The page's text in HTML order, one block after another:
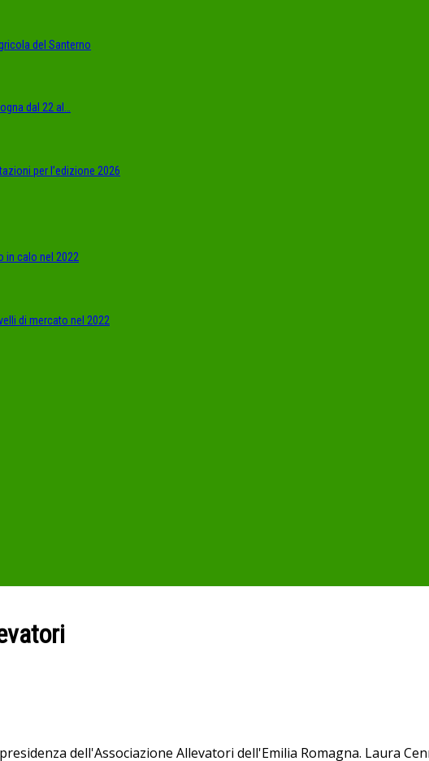
del Santerno
dal 22 al…
per l’edizione 2026
in calo nel 2022
di mercato nel 2022
dell'Associazione Allevatori dell'Emilia Romagna. Laura